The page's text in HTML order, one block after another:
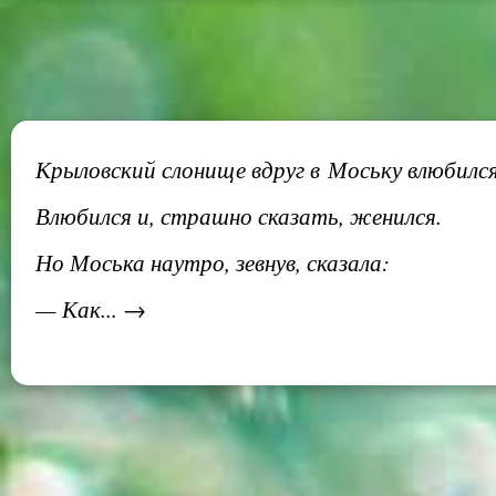
Крыловский слонище вдруг в Моську
Влюбился и, страшно сказать, женился.
Но Моська наутро, зевнув, сказала:
— Как... →